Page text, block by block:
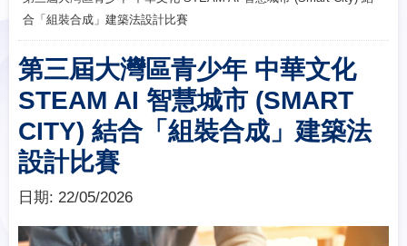
合「組裝合成」建築法設計比賽
第三屆大灣區 青少年 中華文化
STEAM AI 智慧城市 (SMART
CITY) 結合「組裝合成」建築法
設計比賽
日期: 22/05/2026